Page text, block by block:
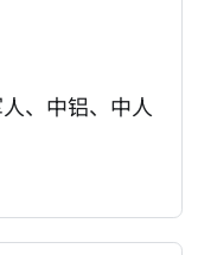
、中铝、中人